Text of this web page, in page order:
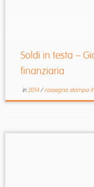
Soldi in testa –
finanziaria
in 2014/rassegna stampa it